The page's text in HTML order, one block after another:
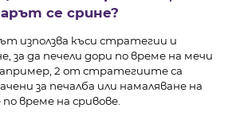
се срине?
използва къси стратегии и
за да печели дори по време на мечи
2 от стратегиите са
за печалба или намаляване на
време на сривове.